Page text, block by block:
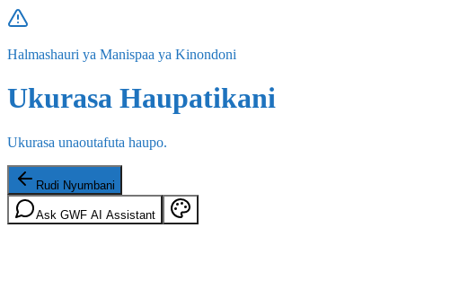
Halmashauri ya Manispaa ya Kinondoni
Ukurasa Haupatikani
Ukurasa unaoutafuta haupo.
Rudi Nyumbani
Ask GWF AI Assistant